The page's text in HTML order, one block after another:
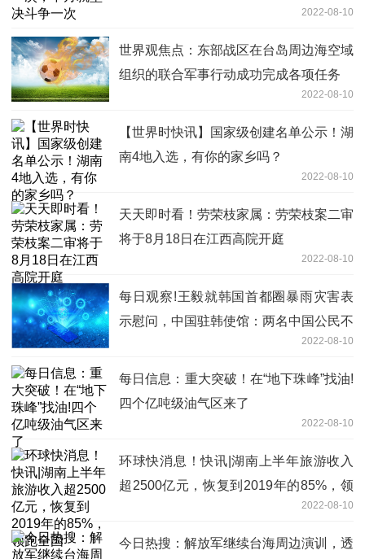
2022-08-10
世界观焦点：东部战区在台岛周边海空域
组织的联合军事行动成功完成各项任务
2022-08-10
【世界时快讯】国家级创建名单公示！湖
南4地入选，有你的家乡吗？
2022-08-10
天天即时看！劳荣枝家属：劳荣枝案二审
将于8月18日在江西高院开庭
2022-08-10
每日观察!王毅就韩国首都圈暴雨灾害表
示慰问，中国驻韩使馆：两名中国公民不
2022-08-10
每日信息：重大突破！在“地下珠峰”找油!
四个亿吨级油气区来了
2022-08-10
环球快消息！快讯|湖南上半年旅游收入
超2500亿元，恢复到2019年的85%，领
2022-08-10
今日热搜：解放军继续台海周边演训，透